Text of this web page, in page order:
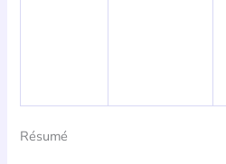
Résumé